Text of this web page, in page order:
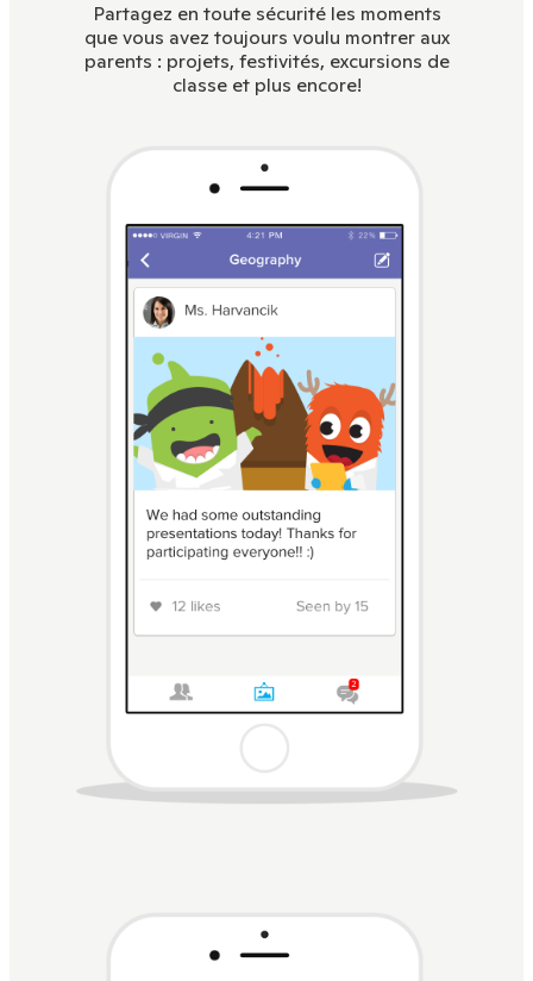
Partagez en toute sécurité les moments
que vous avez toujours voulu montrer aux
parents : projets, festivités, excursions de
classe et plus encore!